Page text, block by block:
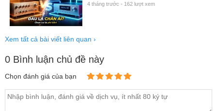
4 tháng trước - 162 lượt xem
Xem tất cả bài viết liên quan ›
0 Bình luận chủ đề này
Chọn đánh giá của bạn